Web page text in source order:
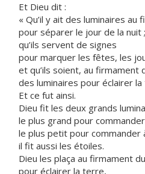
Et Dieu dit :
« Qu’il y ait des luminaires au
pour séparer le jour de la nuit ;
qu’ils servent de signes
pour marquer les fêtes, les
et qu’ils soient, au firmament
des luminaires pour éclairer
Et ce fut ainsi.
Dieu fit les deux grands
le plus grand pour
le plus petit pour commander
il fit aussi les étoiles.
Dieu les plaça au firmament
pour éclairer la terre,